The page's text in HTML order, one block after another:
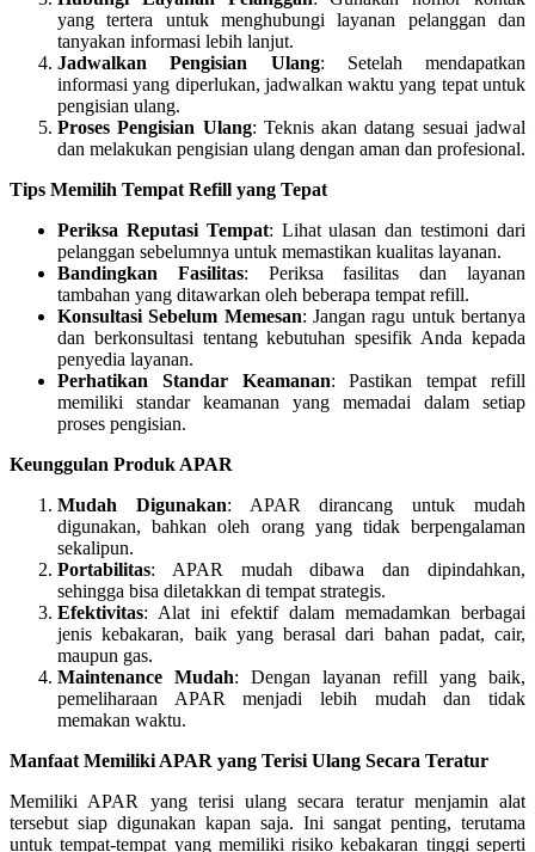
yang tertera untuk menghubungi layanan pelanggan dan
tanyakan informasi lebih lanjut.
Jadwalkan Pengisian Ulang: Setelah mendapatkan
informasi yang diperlukan, jadwalkan waktu yang tepat untuk
pengisian ulang.
Proses Pengisian Ulang: Teknis akan datang sesuai jadwal
dan melakukan pengisian ulang dengan aman dan profesional.
Tips Memilih Tempat Refill yang Tepat
Periksa Reputasi Tempat: Lihat ulasan dan testimoni dari
pelanggan sebelumnya untuk memastikan kualitas layanan.
Bandingkan Fasilitas: Periksa fasilitas dan layanan
tambahan yang ditawarkan oleh beberapa tempat refill.
Konsultasi Sebelum Memesan: Jangan ragu untuk bertanya
dan berkonsultasi tentang kebutuhan spesifik Anda kepada
penyedia layanan.
Perhatikan Standar Keamanan: Pastikan tempat refill
memiliki standar keamanan yang memadai dalam setiap
proses pengisian.
Keunggulan Produk APAR
Mudah Digunakan: APAR dirancang untuk mudah
digunakan, bahkan oleh orang yang tidak berpengalaman
sekalipun.
Portabilitas: APAR mudah dibawa dan dipindahkan,
sehingga bisa diletakkan di tempat strategis.
Efektivitas: Alat ini efektif dalam memadamkan berbagai
jenis kebakaran, baik yang berasal dari bahan padat, cair,
maupun gas.
Maintenance Mudah: Dengan layanan refill yang baik,
pemeliharaan APAR menjadi lebih mudah dan tidak
memakan waktu.
Manfaat Memiliki APAR yang Terisi Ulang Secara Teratur
Memiliki APAR yang terisi ulang secara teratur menjamin alat
tersebut siap digunakan kapan saja. Ini sangat penting, terutama
untuk tempat-tempat yang memiliki risiko kebakaran tinggi seperti